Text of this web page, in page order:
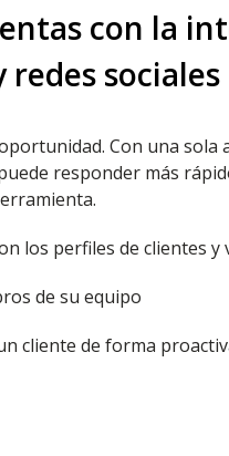
con la
redes sociales
Con una sola
responder más
los perfiles de clientes y
de su equipo
cliente de forma